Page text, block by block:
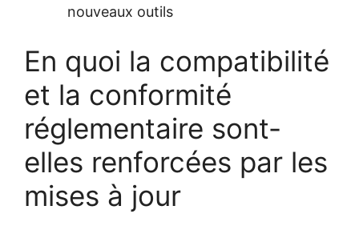
nouveaux outils
En quoi la compatibilité
et la conformité
réglementaire sont-
elles renforcées par les
mises à jour